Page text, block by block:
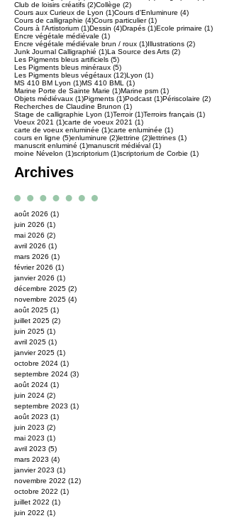
Club de loisirs créatifs (2)2 posts
Collège (2)2 posts
Cours aux Curieux de Lyon (1)1 post
Cours d'Enluminure (4)4 posts
Cours de calligraphie (4)4 posts
Cours particulier (1)1 post
Cours à l'Artistorium (1)1 post
Dessin (4)4 posts
Drapés (1)1 post
Ecole primaire (1)1
Encre végétale médiévale (1)1 post
Encre végétale médiévale brun / roux (1)1 post
Illustrations (2)2 posts
Junk Journal Calligraphié (1)1 post
La Source des Arts (2)2 posts
Les Pigments bleus artificiels (5)5 posts
Les Pigments bleus minéraux (5)5 posts
Les Pigments bleus végétaux (12)12 posts
Lyon (1)1 post
MS 410 BM Lyon (1)1 post
MS 410 BML (1)1 post
Marine Porte de Sainte Marie (1)1 post
Marine psm (1)1 post
Objets médiévaux (1)1 post
Pigments (1)1 post
Podcast (1)1 post
Périscolaire (2)2
Recherches de Claudine Brunon (1)1 post
Stage de calligraphie Lyon (1)1 post
Terroir (1)1 post
Terroirs français (1)1 post
Voeux 2021 (1)1 post
carte de voeux 2021 (1)1 post
carte de voeux enluminée (1)1 post
carte enluminée (1)1 post
cours en ligne (5)5 posts
enluminure (2)2 posts
lettrine (2)2 posts
lettrines (1)1 post
manuscrit enluminé (1)1 post
manuscrit médiéval (1)1 post
moine Névelon (1)1 post
scriptorium (1)1 post
scriptorium de Corbie (1)1 post
Archives
août 2026 (1)
juin 2026 (1)
mai 2026 (2)
avril 2026 (1)
mars 2026 (1)
février 2026 (1)
janvier 2026 (1)
décembre 2025 (2)
novembre 2025 (4)
août 2025 (1)
juillet 2025 (2)
juin 2025 (1)
avril 2025 (1)
janvier 2025 (1)
octobre 2024 (1)
septembre 2024 (3)
août 2024 (1)
juin 2024 (2)
septembre 2023 (1)
août 2023 (1)
juin 2023 (2)
mai 2023 (1)
avril 2023 (5)
mars 2023 (4)
janvier 2023 (1)
novembre 2022 (12)
octobre 2022 (1)
juillet 2022 (1)
juin 2022 (1)